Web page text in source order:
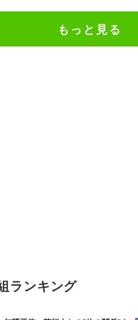
もっと見る
ランキング